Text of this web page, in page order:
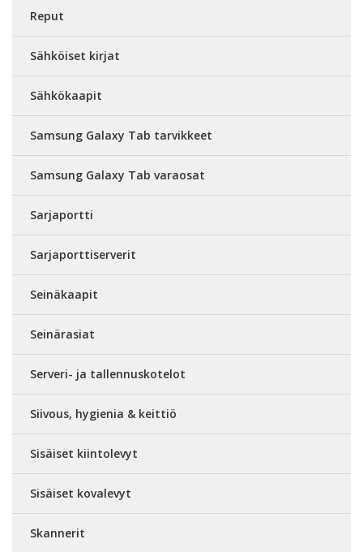
Reput
Sähköiset kirjat
Sähkökaapit
Samsung Galaxy Tab tarvikkeet
Samsung Galaxy Tab varaosat
Sarjaportti
Sarjaporttiserverit
Seinäkaapit
Seinärasiat
Serveri- ja tallennuskotelot
Siivous, hygienia & keittiö
Sisäiset kiintolevyt
Sisäiset kovalevyt
Skannerit